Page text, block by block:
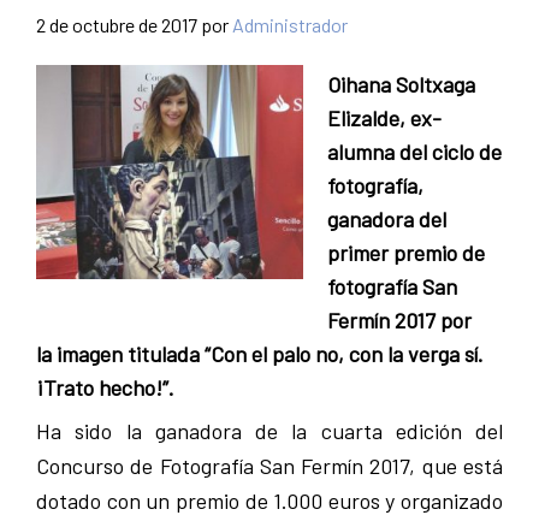
Diseño
de
Pamplona
2 de octubre de 2017 por Administrador
Oihana Soltxaga
Elizalde, ex-
alumna del ciclo de
fotografía,
ganadora del
primer premio de
fotografía San
Fermín 2017 por
la imagen titulada “Con el palo no, con la verga sí.
¡Trato hecho!”.
Ha sido la ganadora de la cuarta edición del
Concurso de Fotografía San Fermín 2017, que está
dotado con un premio de 1.000 euros y organizado